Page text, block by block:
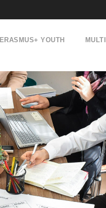
ERASMUS+ YOUTH